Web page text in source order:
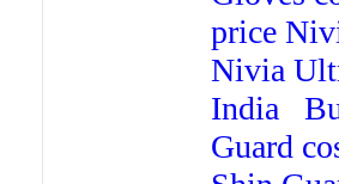
price
Nivia
India
Guard